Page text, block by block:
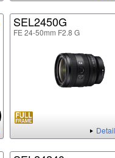
SEL2450G
FE 24-50mm F2.8 G